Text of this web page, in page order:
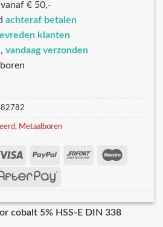
vanaf € 50,-
achteraf betalen
klanten
vandaag verzonden
boren
, Metaalboren
cobalt 5% HSS-E DIN 338